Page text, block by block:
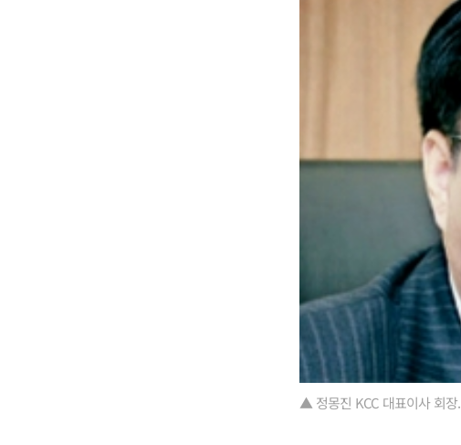
▲ 정몽진 KCC 대표이사 회장.